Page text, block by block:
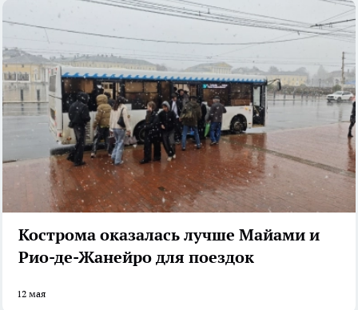
Кострома оказалась лучше Майами и
Рио-де-Жанейро для поездок
12 мая